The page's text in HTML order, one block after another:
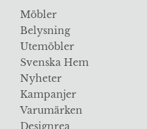
Möbler
Belysning
Utemöbler
Svenska Hem
Nyheter
Kampanjer
Varumärken
Designrea